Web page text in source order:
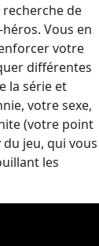
de
Vous en
votre
différentes
la série et
votre sexe,
(votre point
jeu, qui vous
les